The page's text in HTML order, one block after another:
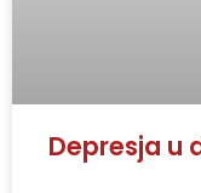
Depresja u